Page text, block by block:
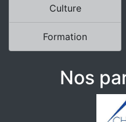
Culture
Formation
Nos